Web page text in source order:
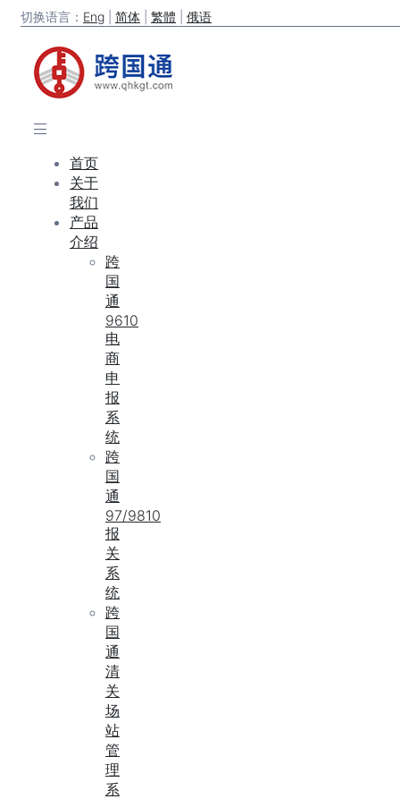
切换语言： Eng 简体 繁體 俄语
首页
关于
我们
产品
介绍
跨
国
通
9610
电
商
申
报
系
统
跨
国
通
97/9810
报
关
系
统
跨
国
通
清
关
场
站
管
理
系